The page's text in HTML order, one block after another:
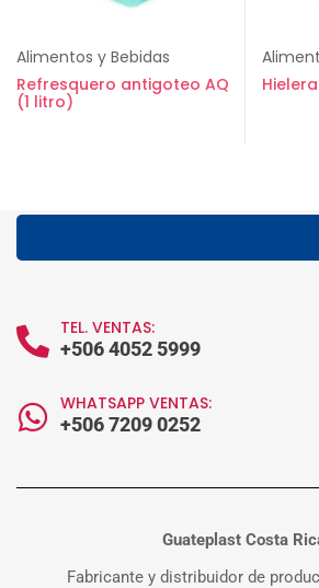
Alimentos y Bebidas
Refresquero antigoteo AQ
(1 litro)
TEL. VENTAS:
+506 4052 5999
WHATSAPP VENTAS:
+506 7209 0252
Guateplast Costa
Fabricante y distribuidor de